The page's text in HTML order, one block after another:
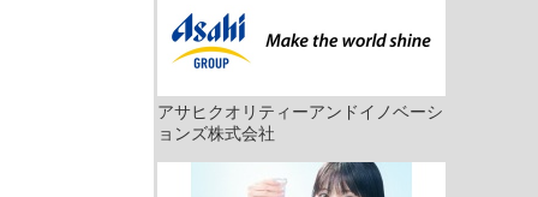
アサヒクオリティーアンドイノベーシ
ョンズ株式会社